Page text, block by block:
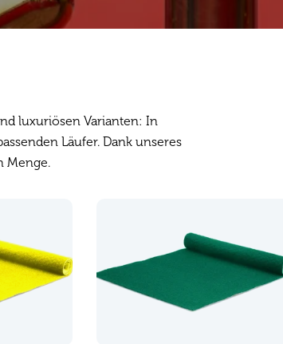
luxuriösen Varianten: In
Läufer. Dank unseres
Menge.